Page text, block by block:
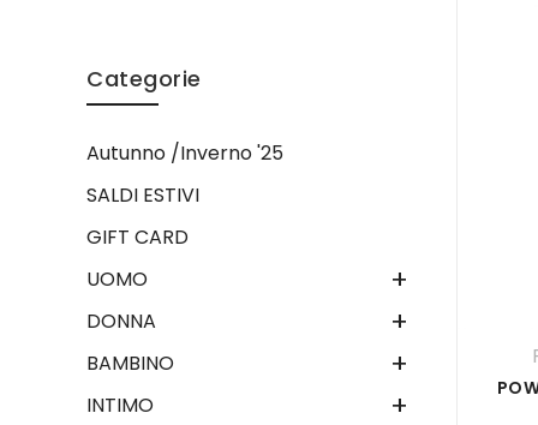
Categorie
Autunno /Inverno '25
SALDI ESTIVI
GIFT CARD
+
UOMO
+
DONNA
+
BAMBINO
+
INTIMO